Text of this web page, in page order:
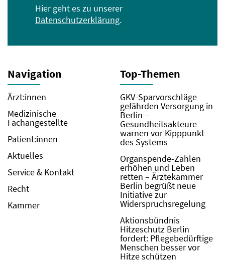
Hier geht es zu unserer
Datenschutzerklärung.
Navigation
Ärzt:innen
Medizinische
Fachangestellte
Patient:innen
Aktuelles
Service & Kontakt
Recht
Kammer
Top-Themen
GKV-Sparvorschläge
gefährden Versorgung in
Berlin –
Gesundheitsakteure
warnen vor Kipppunkt
des Systems
Organspende-Zahlen
erhöhen und Leben
retten – Ärztekammer
Berlin begrüßt neue
Initiative zur
Widerspruchsregelung
Aktionsbündnis
Hitzeschutz Berlin
fordert: Pflegebedürftige
Menschen besser vor
Hitze schützen